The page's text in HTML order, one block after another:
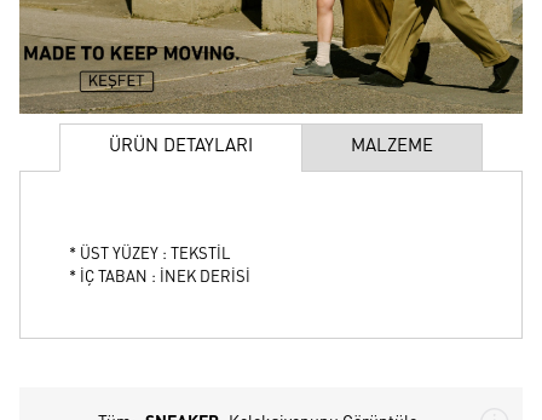
ÜRÜN DETAYLARI MALZEME
* ÜST YÜZEY : TEKSTİL
* İÇ TABAN : İNEK DERİSİ